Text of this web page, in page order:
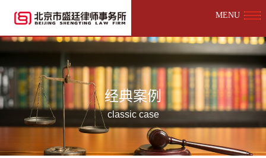
MENU
经典案例
classic case